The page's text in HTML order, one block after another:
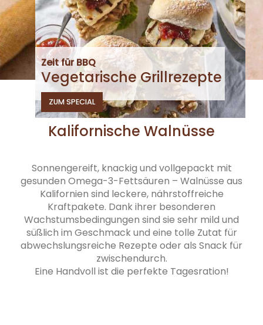
Zeit für BBQ
Vegetarische Grillrezepte
ZUM SPECIAL
Kalifornische Walnüsse
Sonnengereift, knackig und vollgepackt mit
gesunden Omega-3-Fettsäuren – Walnüsse aus
Kalifornien sind leckere, nährstoffreiche
Kraftpakete. Dank ihrer besonderen
Wachstumsbedingungen sind sie sehr mild und
süßlich im Geschmack und eine tolle Zutat für
abwechslungsreiche Rezepte oder als Snack für
zwischendurch.
Eine Handvoll ist die perfekte Tagesration!